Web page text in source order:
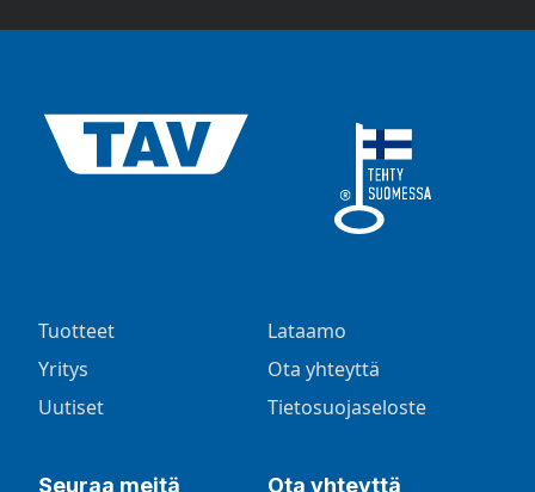
Tuotteet
Yritys
Uutiset
Lataamo
Ota yhteyttä
Tietosuojaseloste
Seuraa meitä Ota yhteyttä